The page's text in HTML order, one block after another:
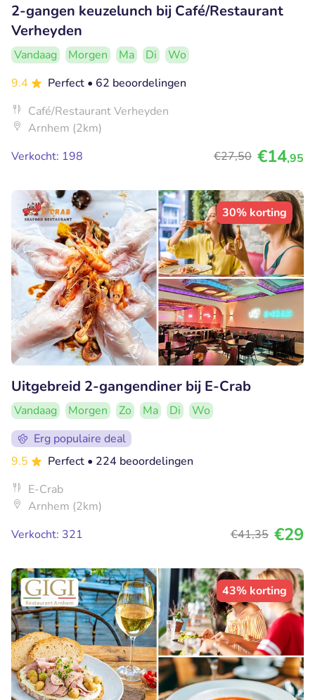
2-gangen keuzelunch bij Café/Restaurant
Verheyden
Vandaag Morgen Ma Di
Wo
9.4
Perfect • 62 beoordelingen
Café/Restaurant Verheyden
Arnhem (2km)
Verkocht: 198
€27,50 €14,95
30% korting
Uitgebreid 2-gangendiner bij E-Crab
Vandaag Morgen Zo Ma Di
Wo
Erg populaire deal
9.5
Perfect • 224 beoordelingen
E-Crab
Arnhem (2km)
Verkocht: 321
€41,35 €29
43% korting